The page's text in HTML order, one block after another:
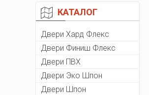
КАТАЛОГ
Двери Хард Флекс
Двери Финиш Флекс
Двери ПВХ
Двери Эко Шпон
Двери Шпон